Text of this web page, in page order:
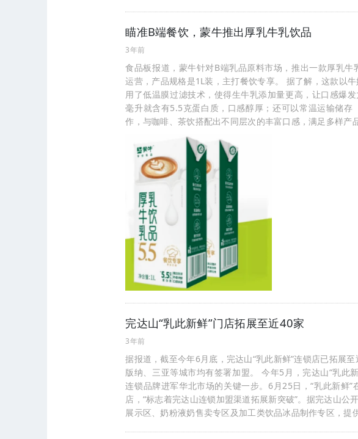
瞄准B端餐饮，蒙牛推出厚乳牛乳饮品
3年前
食品板报道，蒙牛针对B端乳品原料市场，推出一款厚乳
运营，产品规格是1L装，主打餐饮专享。 据了解，这款以
用了低温膜过滤技术，使得生牛乳添加量更高，让口感爆
毫升就含有5.5克蛋白质，口感醇厚；还可以常温运输储
作，与咖啡、茶饮搭配出不同层次的丰富口感，满足多样产
完达山“乳此新鲜”门店拓展至近40家
3年前
据报道，截至今年6月底，完达山“乳此新鲜”连锁店已拓展
版纳、三亚等城市均有签署加盟。 今年5月，完达山“乳此
连锁品牌进军华北市场的关键一步。6月25日，“乳此新鲜
店，“标志着完达山连锁加盟渠道拓展新突破”。据完达山公
展示区、奶粉液奶售卖专区及加工类饮品冰品制作专区，提